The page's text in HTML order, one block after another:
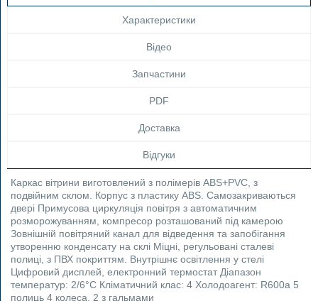
Характеристики
Відео
Запчастини
PDF
Доставка
Відгуки
Каркас вітрини виготовлений з полімерів ABS+PVC, з
подвійним склом. Корпус з пластику ABS. Самозакриваються
двері Примусова циркуляція повітря з автоматичним
розморожуванням, компресор розташований під камерою
Зовнішній повітряний канал для відведення та запобігання
утворенню конденсату на склі Міцні, регульовані сталеві
полиці, з ПВХ покриттям. Внутрішнє освітлення у стелі
Цифровий дисплей, електронний термостат Діапазон
температур: 2/6°C Кліматичний клас: 4 Холодоагент: R600a 5
полиць 4 колеса, 2 з гальмами